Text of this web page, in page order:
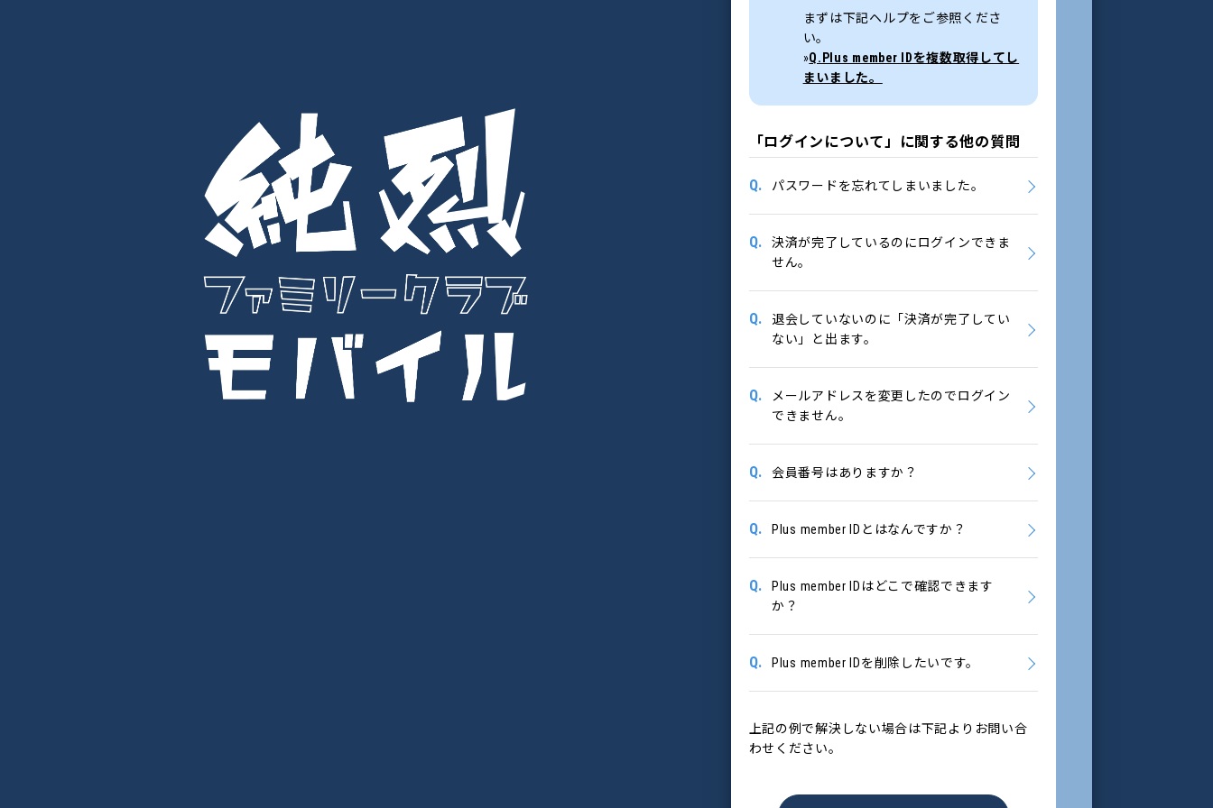
まずは下記ヘルプをご参照くださ
い。
»Q.Plus member IDを複数取得してし
まいました。
「ログインについて」に関する他の質問
Q. パスワードを忘れてしまいました。
Q.
決済が完了しているのにログインできま
せん。
Q.
退会していないのに「決済が完了してい
ない」と出ます。
Q.
メールアドレスを変更したのでログイン
できません。
Q. 会員番号はありますか？
Q. Plus member IDとはなんですか？
Q.
Plus member IDはどこで確認できます
か？
Q. Plus member IDを削除したいです。
上記の例で解決しない場合は下記よりお問い合
わせください。